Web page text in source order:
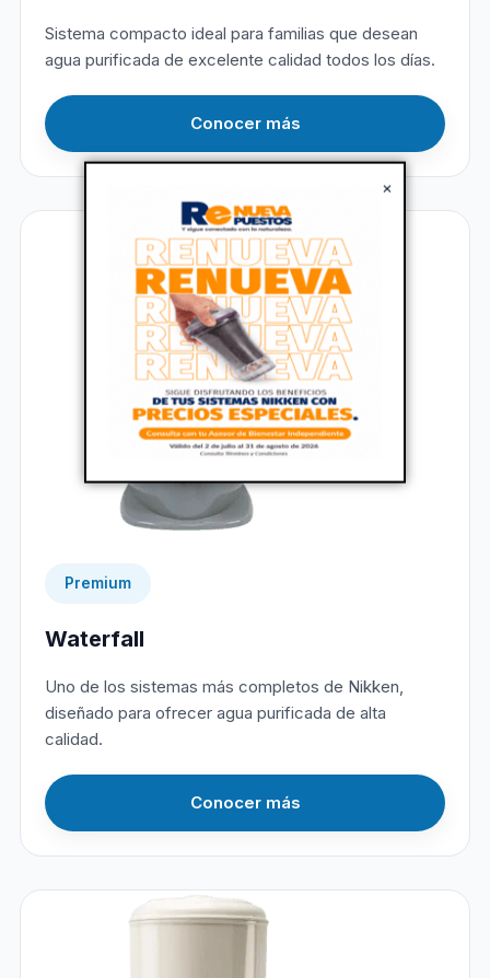
×
Sistema compacto ideal para familias que desean
agua purificada de excelente calidad todos los días.
Conocer más
Premium
Waterfall
Uno de los sistemas más completos de Nikken,
diseñado para ofrecer agua purificada de alta
calidad.
Conocer más